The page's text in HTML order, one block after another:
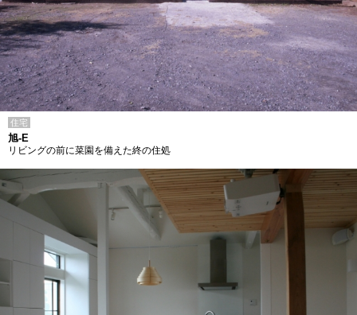
住宅
旭-E
リビングの前に菜園を備えた終の住処